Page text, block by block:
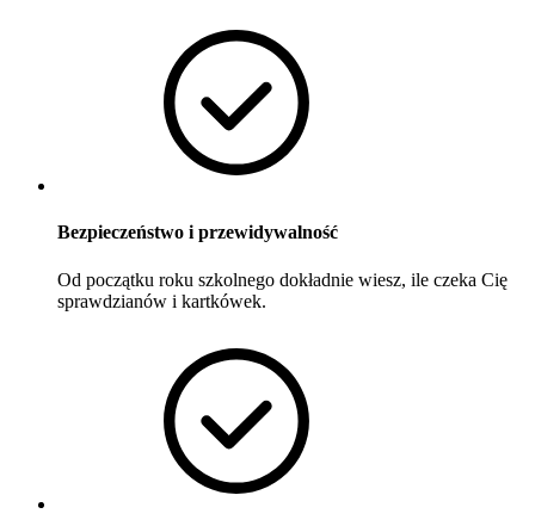
Bezpieczeństwo i przewidywalność
Od początku roku szkolnego dokładnie wiesz, ile czeka Cię
sprawdzianów i kartkówek.